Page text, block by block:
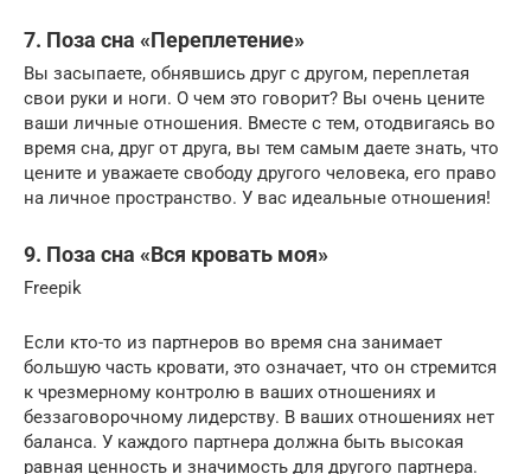
7. Поза сна «Переплетение»
Вы засыпаете, обнявшись друг с другом, переплетая
свои руки и ноги. О чем это говорит? Вы очень цените
ваши личные отношения. Вместе с тем, отодвигаясь во
время сна, друг от друга, вы тем самым даете знать, что
цените и уважаете свободу другого человека, его право
на личное пространство. У вас идеальные отношения!
9. Поза сна «Вся кровать моя»
Freepik
Если кто-то из партнеров во время сна занимает
большую часть кровати, это означает, что он стремится
к чрезмерному контролю в ваших отношениях и
беззаговорочному лидерству. В ваших отношениях нет
баланса. У каждого партнера должна быть высокая
равная ценность и значимость для другого партнера.